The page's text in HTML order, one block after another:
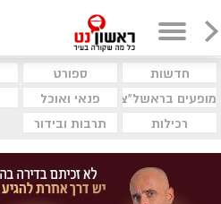
חדשות ספורט
מופעים בראשל"צ
פנאי ואוכל
רכילות
תרבות ובידור